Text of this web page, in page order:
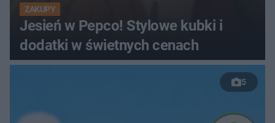
ZAKUPY
Jesień w Pepco! Stylowe kubki i
dodatki w świetnych cenach
5